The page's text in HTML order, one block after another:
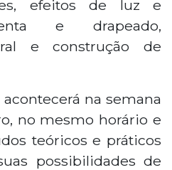
efeitos de luz e
e drapeado,
e construção de
na semana
no mesmo horário e
teóricos e práticos
possibilidades de